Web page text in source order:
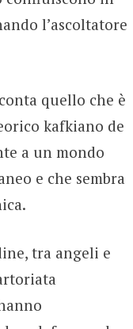
l’ascoltatore
quello che è
kafkiano de
a un mondo
e che sembra
tra angeli e